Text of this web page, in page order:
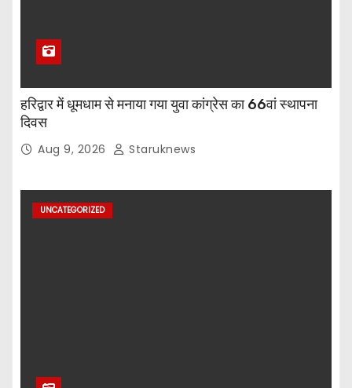
हरिद्वार में धूमधाम से मनाया गया युवा कांग्रेस का 66वां स्थापना
दिवस
Aug 9, 2026 Staruknews
UNCATEGORIZED